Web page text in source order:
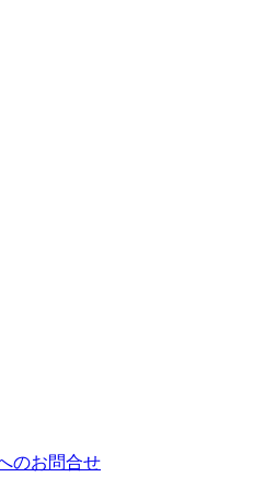
のお問合せ